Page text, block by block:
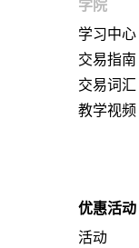
学院
学习中心
交易指南
交易词汇
教学视频
优惠活动
活动